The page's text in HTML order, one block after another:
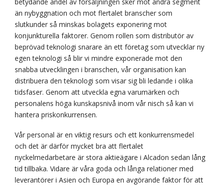
än nybyggnation och mot flertalet branscher som
slutkunder så minskas bolagets exponering mot
konjunkturella faktorer. Genom rollen som distributör av
beprövad teknologi snarare än ett företag som utvecklar ny
egen teknologi så blir vi mindre exponerade mot den
snabba utvecklingen i branschen, vår organisation kan
distribuera den teknologi som visar sig bli ledande i olika
tidsfaser. Genom att utveckla egna varumärken och
personalens höga kunskapsnivå inom vår nisch så kan vi
hantera priskonkurrensen.
Vår personal är en viktig resurs och ett konkurrensmedel
och det är därför mycket bra att flertalet
nyckelmedarbetare är stora aktieägare i Alcadon sedan lång
tid tillbaka. Vidare är våra goda och långa relationer med
leverantörer i Asien och Europa en avgörande faktor för att